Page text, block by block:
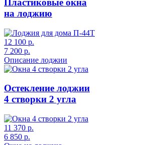
Пластиковые окна
на лоджию
12 100 р.
7 200 р.
Описание лоджии
Остекление лоджии
4 створки 2 угла
11 370 р.
6 850 р.